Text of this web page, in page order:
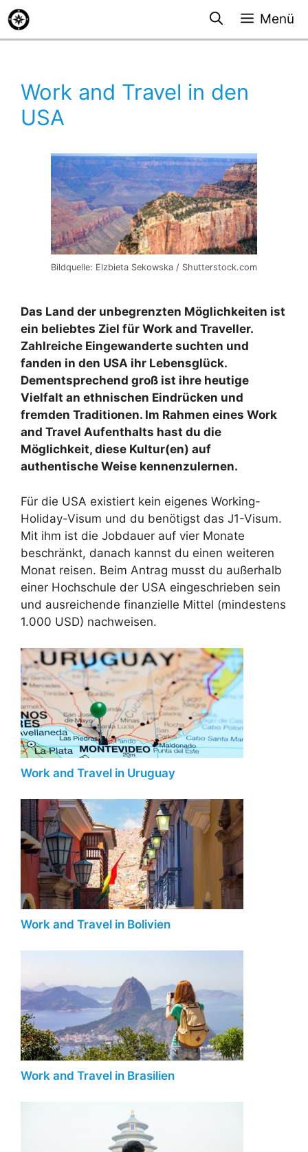
Zum
Inhalt
springen
Menü
Work and Travel in den
USA
Bildquelle: Elzbieta Sekowska / Shutterstock.com
Das Land der unbegrenzten Möglichkeiten ist
ein beliebtes Ziel für Work and Traveller.
Zahlreiche Eingewanderte suchten und
fanden in den USA ihr Lebensglück.
Dementsprechend groß ist ihre heutige
Vielfalt an ethnischen Eindrücken und
fremden Traditionen. Im Rahmen eines Work
and Travel Aufenthalts hast du die
Möglichkeit, diese Kultur(en) auf
authentische Weise kennenzulernen.
Für die USA existiert kein eigenes Working-
Holiday-Visum und du benötigst das J1-Visum.
Mit ihm ist die Jobdauer auf vier Monate
beschränkt, danach kannst du einen weiteren
Monat reisen. Beim Antrag musst du außerhalb
einer Hochschule der USA eingeschrieben sein
und ausreichende finanzielle Mittel (mindestens
1.000 USD) nachweisen.
Work and Travel in Uruguay
Work and Travel in Bolivien
Work and Travel in Brasilien